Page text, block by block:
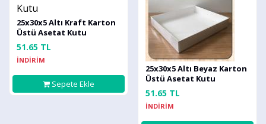
25x30x5 Altı Kraft Karton
Üstü Asetat Kutu
51.65 TL
İNDİRİM
Sepete Ekle
25x30x5 Altı Beyaz Karton
Üstü Asetat Kutu
51.65 TL
İNDİRİM